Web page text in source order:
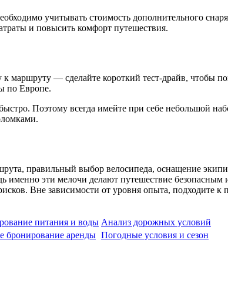
учитывать стоимость дополнительного
и повысить комфорт путешествия.
маршруту — сделайте короткий тест-драйв, чтобы
по Европе.
Поэтому всегда имейте при себе небольшой
правильный выбор велосипеда, оснащение
именно эти мелочи делают путешествие
Вне зависимости от уровня опыта, подходите к
питания и воды Анализ дорожных условий
бронирование аренды Погодные условия и сезон